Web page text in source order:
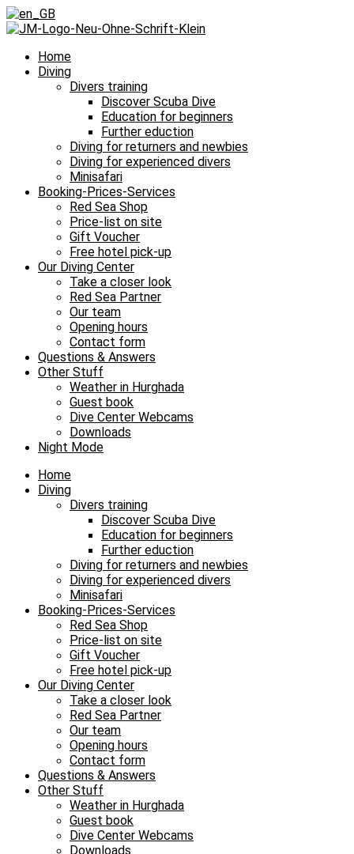
Home
Diving
Divers training
Discover Scuba Dive
Education for beginners
Further eduction
Diving for returners and newbies
Diving for experienced divers
Minisafari
Booking-Prices-Services
Red Sea Shop
Price-list on site
Gift Voucher
Free hotel pick-up
Our Diving Center
Take a closer look
Red Sea Partner
Our team
Opening hours
Contact form
Questions & Answers
Other Stuff
Weather in Hurghada
Guest book
Dive Center Webcams
Downloads
Night Mode
Home
Diving
Divers training
Discover Scuba Dive
Education for beginners
Further eduction
Diving for returners and newbies
Diving for experienced divers
Minisafari
Booking-Prices-Services
Red Sea Shop
Price-list on site
Gift Voucher
Free hotel pick-up
Our Diving Center
Take a closer look
Red Sea Partner
Our team
Opening hours
Contact form
Questions & Answers
Other Stuff
Weather in Hurghada
Guest book
Dive Center Webcams
Downloads